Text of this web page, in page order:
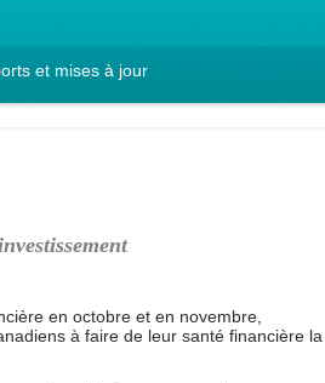
et mises à jour
en octobre et en novembre,
à faire de leur santé financière la